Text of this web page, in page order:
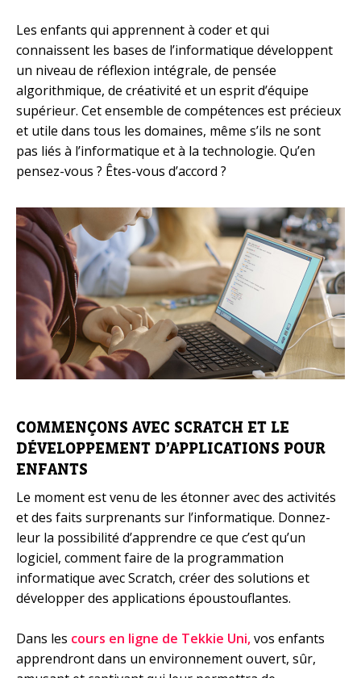
Les enfants qui apprennent à coder et qui
connaissent les bases de l’informatique développent
un niveau de réflexion intégrale, de pensée
algorithmique, de créativité et un esprit d’équipe
supérieur. Cet ensemble de compétences est précieux
et utile dans tous les domaines, même s’ils ne sont
pas liés à l’informatique et à la technologie. Qu’en
pensez-vous ? Êtes-vous d’accord ?
COMMENÇONS AVEC SCRATCH ET LE
DÉVELOPPEMENT D’APPLICATIONS POUR
ENFANTS
Le moment est venu de les étonner avec des activités
et des faits surprenants sur l’informatique. Donnez-
leur la possibilité d’apprendre ce que c’est qu’un
logiciel, comment faire de la programmation
informatique avec Scratch, créer des solutions et
développer des applications époustouflantes.
Dans les cours en ligne de Tekkie Uni,vos enfants
apprendront dans un environnement ouvert, sûr,